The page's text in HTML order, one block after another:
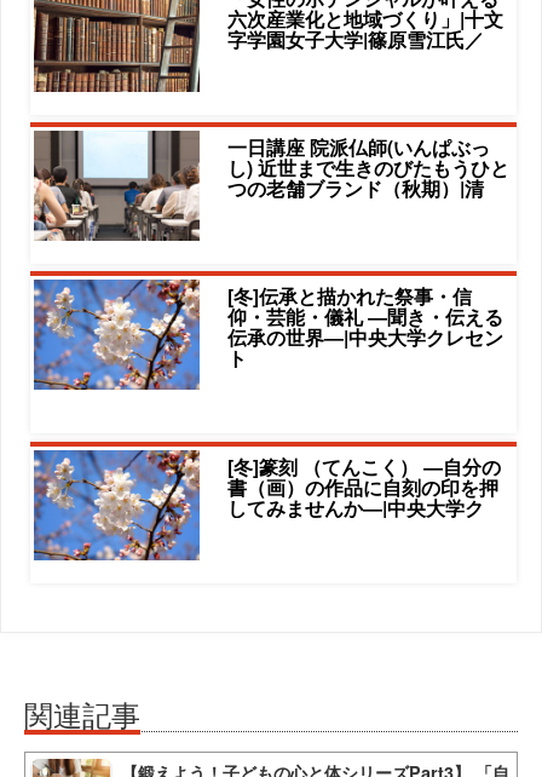
六次産業化と地域づくり」|十文
字学園女子大学|篠原雪江氏／
一日講座 院派仏師(いんぱぶっ
し) 近世まで生きのびたもうひと
つの老舗ブランド（秋期）|清
[冬]伝承と描かれた祭事・信
仰・芸能・儀礼 ―聞き・伝える
伝承の世界―|中央大学クレセン
ト
[冬]篆刻 （てんこく） ―自分の
書（画）の作品に自刻の印を押
してみませんか―|中央大学ク
関連記事